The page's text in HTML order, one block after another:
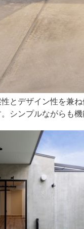
とデザイン性を兼
シンプルながらも